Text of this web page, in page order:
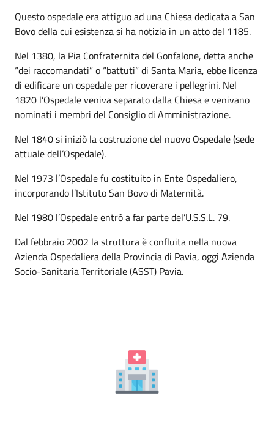
Questo ospedale era attiguo ad una Chiesa dedicata a San
Bovo della cui esistenza si ha notizia in un atto del 1185.
Nel 1380, la Pia Confraternita del Gonfalone, detta anche
“dei raccomandati” o “battuti” di Santa Maria, ebbe licenza
di edificare un ospedale per ricoverare i pellegrini. Nel
1820 l’Ospedale veniva separato dalla Chiesa e venivano
nominati i membri del Consiglio di Amministrazione.
Nel 1840 si iniziò la costruzione del nuovo Ospedale (sede
attuale dell’Ospedale).
Nel 1973 l’Ospedale fu costituito in Ente Ospedaliero,
incorporando l’Istituto San Bovo di Maternità.
Nel 1980 l’Ospedale entrò a far parte del’U.S.S.L. 79.
Dal febbraio 2002 la struttura è confluita nella nuova
Azienda Ospedaliera della Provincia di Pavia, oggi Azienda
Socio-Sanitaria Territoriale (ASST) Pavia.